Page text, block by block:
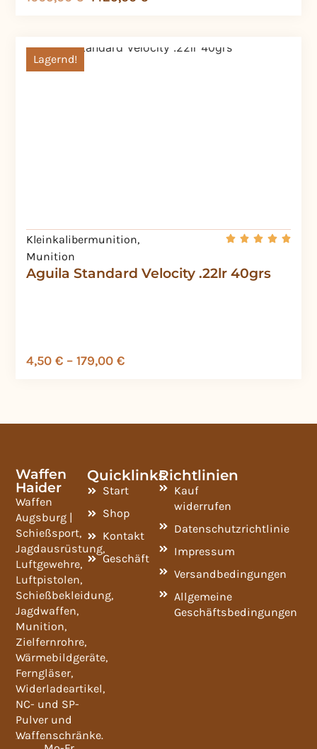
Aguila Standard Velocity .22lr 40grs
Lagernd!
Kleinkalibermunition,
Munition
4,50 € – 179,00 €
Waffen
Haider
Waffen
Augsburg |
Schießsport,
Jagdausrüstung,
Luftgewehre,
Luftpistolen,
Schießbekleidung,
Jagdwaffen,
Munition,
Zielfernrohre,
Wärmebildgeräte,
Ferngläser,
Widerladeartikel,
NC- und SP-
Pulver und
Waffenschränke.
Quicklinks
Start
Shop
Kontakt
Geschäft
Richtlinien
Kauf
widerrufen
Datenschutzrichtlinie
Impressum
Versandbedingungen
Allgemeine
Geschäftsbedingungen